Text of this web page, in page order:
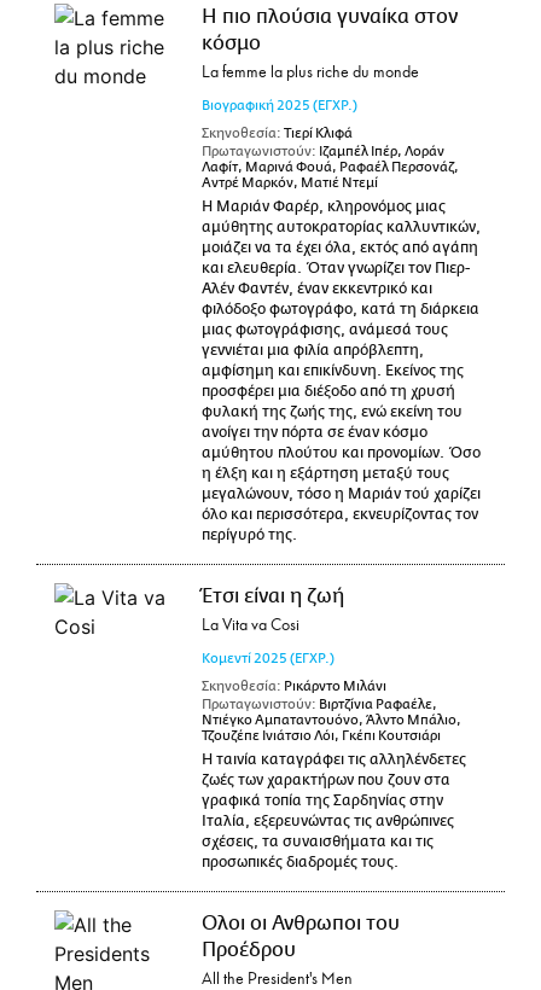
Η πιο πλούσια γυναίκα στον
κόσμο
La femme la plus riche du monde
Βιογραφική 2025 (ΕΓΧΡ.)
Σκηνοθεσία: Τιερί Κλιφά
Πρωταγωνιστούν: Ιζαμπέλ Ιπέρ, Λοράν
Λαφίτ, Μαρινά Φουά, Ραφαέλ Περσονάζ,
Αντρέ Μαρκόν, Ματιέ Ντεμί
Η Μαριάν Φαρέρ, κληρονόμος μιας
αμύθητης αυτοκρατορίας καλλυντικών,
μοιάζει να τα έχει όλα, εκτός από αγάπη
και ελευθερία. Όταν γνωρίζει τον Πιερ-
Αλέν Φαντέν, έναν εκκεντρικό και
φιλόδοξο φωτογράφο, κατά τη διάρκεια
μιας φωτογράφισης, ανάμεσά τους
γεννιέται μια φιλία απρόβλεπτη,
αμφίσημη και επικίνδυνη. Εκείνος της
προσφέρει μια διέξοδο από τη χρυσή
φυλακή της ζωής της, ενώ εκείνη του
ανοίγει την πόρτα σε έναν κόσμο
αμύθητου πλούτου και προνομίων. Όσο
η έλξη και η εξάρτηση μεταξύ τους
μεγαλώνουν, τόσο η Μαριάν τού χαρίζει
όλο και περισσότερα, εκνευρίζοντας τον
περίγυρό της.
Έτσι είναι η ζωή
La Vita va Cosi
Κομεντί 2025 (ΕΓΧΡ.)
Σκηνοθεσία: Ρικάρντο Μιλάνι
Πρωταγωνιστούν: Βιρτζίνια Ραφαέλε,
Ντιέγκο Αμπαταντουόνο, Άλντο Μπάλιο,
Τζουζέπε Ινιάτσιο Λόι, Γκέπι Κουτσιάρι
Η ταινία καταγράφει τις αλληλένδετες
ζωές των χαρακτήρων που ζουν στα
γραφικά τοπία της Σαρδηνίας στην
Ιταλία, εξερευνώντας τις ανθρώπινες
σχέσεις, τα συναισθήματα και τις
προσωπικές διαδρομές τους.
Ολοι οι Ανθρωποι του
Προέδρου
All the President's Men